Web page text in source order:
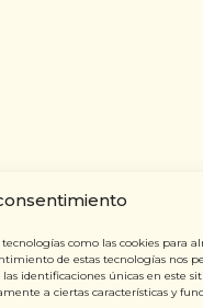
como las cookies para
de estas tecnologías nos
identificaciones únicas en este
a ciertas características y